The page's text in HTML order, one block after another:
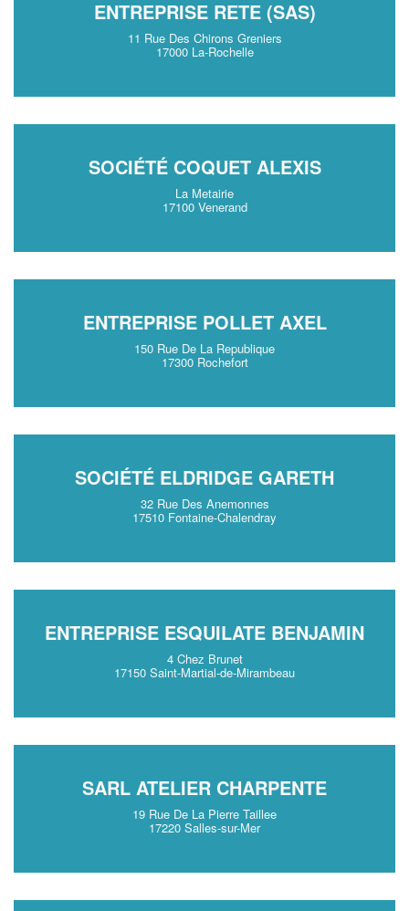
ENTREPRISE RETE (SAS)
11 Rue Des Chirons Greniers
17000 La-Rochelle
SOCIÉTÉ COQUET ALEXIS
La Metairie
17100 Venerand
ENTREPRISE POLLET AXEL
150 Rue De La Republique
17300 Rochefort
SOCIÉTÉ ELDRIDGE GARETH
32 Rue Des Anemonnes
17510 Fontaine-Chalendray
ENTREPRISE ESQUILATE BENJAMIN
4 Chez Brunet
17150 Saint-Martial-de-Mirambeau
SARL ATELIER CHARPENTE
19 Rue De La Pierre Taillee
17220 Salles-sur-Mer